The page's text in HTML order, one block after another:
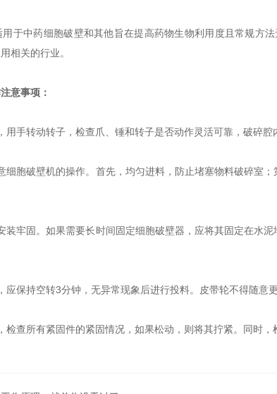
用于中药细胞破壁和其他旨在提高药物生物利用度且常规方
相关的行业。
意事项：
转动转子，检查爪、锤和转子是否动作灵活可靠，破碎腔
破壁机的操作。首先，均匀进料，防止堵塞物料破碎室；
固。如果需要长时间固定细胞破壁器，应将其固定在水泥
持空转3分钟，无异常现象后进行投料。皮带轮不得随意
所有紧固件的紧固情况，如果松动，则将其拧紧。同时，